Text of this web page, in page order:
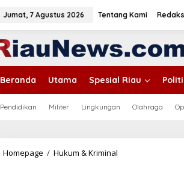
Jumat, 7 Agustus 2026 Tentang Kami
Beranda Utama Spesial Riau
Pendidikan Militer Lingkungan Olahraga
Homepage / Hukum & Kriminal